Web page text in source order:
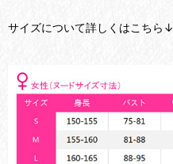
サイズについて詳しくはこちら↓